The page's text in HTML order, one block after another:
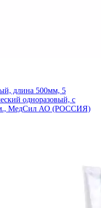
длина 500мм, 5
одноразовый, с
МедСил АО (РОССИЯ)